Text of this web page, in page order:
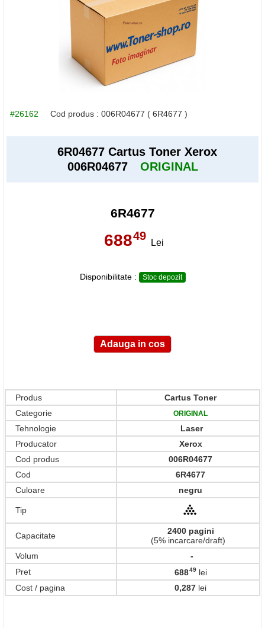
#26162 Cod produs : 006R04677 ( 6R4677 )
6R04677 Cartus Toner Xerox
006R04677
ORIGINAL
6R4677
68849
Lei
Disponibilitate : Stoc depozit
Produs
Cartus Toner
Categorie
ORIGINAL
Tehnologie
Laser
Producator
Xerox
Cod produs
006R04677
Cod
6R4677
Culoare
negru
Tip
Capacitate
2400 pagini
(5% incarcare/draft)
Volum
-
Pret
68849lei
Cost / pagina
0,287 lei